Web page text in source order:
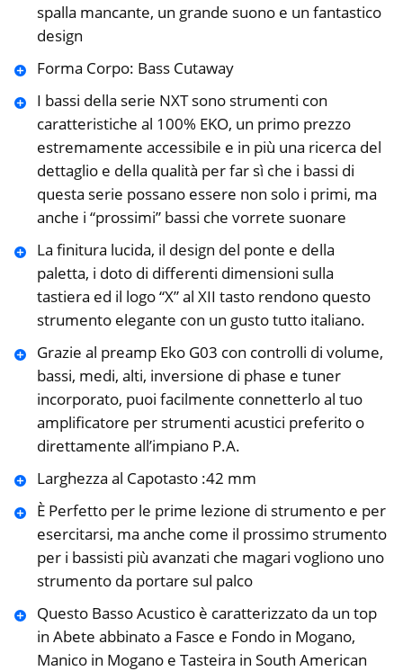
spalla mancante, un grande suono e un fantastico
design
Forma Corpo: Bass Cutaway
I bassi della serie NXT sono strumenti con
caratteristiche al 100% EKO, un primo prezzo
estremamente accessibile e in più una ricerca del
dettaglio e della qualità per far sì che i bassi di
questa serie possano essere non solo i primi, ma
anche i “prossimi” bassi che vorrete suonare
La finitura lucida, il design del ponte e della
paletta, i doto di differenti dimensioni sulla
tastiera ed il logo “X” al XII tasto rendono questo
strumento elegante con un gusto tutto italiano.
Grazie al preamp Eko G03 con controlli di volume,
bassi, medi, alti, inversione di phase e tuner
incorporato, puoi facilmente connetterlo al tuo
amplificatore per strumenti acustici preferito o
direttamente all’impiano P.A.
Larghezza al Capotasto :42 mm
È Perfetto per le prime lezione di strumento e per
esercitarsi, ma anche come il prossimo strumento
per i bassisti più avanzati che magari vogliono uno
strumento da portare sul palco
Questo Basso Acustico è caratterizzato da un top
in Abete abbinato a Fasce e Fondo in Mogano,
Manico in Mogano e Tasteira in South American